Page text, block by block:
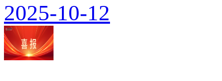
2025-10-12